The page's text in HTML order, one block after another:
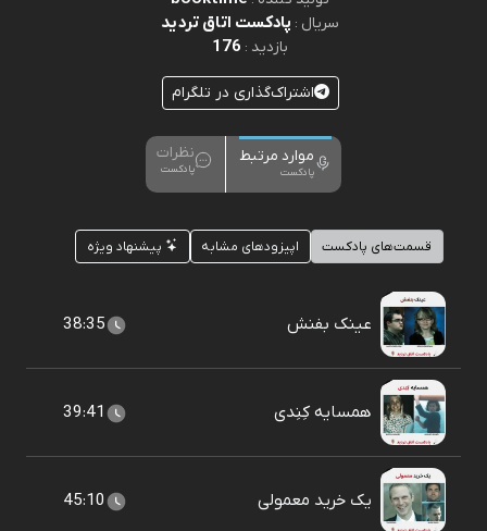
سریال : پادکست اتاق تردید
بازدید : 176
اشتراک‌گذاری در تلگرام
موارد مرتبط
پادکست
نظرات
پادکست
قسمت‌های پادکست اپیزودهای مشابه پیشنهاد ویژه
عینک بفنش 38:35
همسایه کِنِدی 39:41
یک خرید معمولی 45:10